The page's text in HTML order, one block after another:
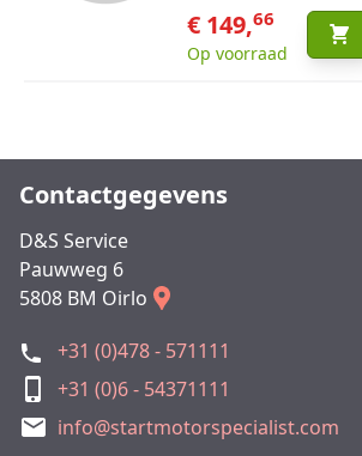
€ 149,66
Op voorraad
Contactgegevens
D&S Service
Pauwweg 6
5808 BM Oirlo
+31 (0)478 - 571111
+31 (0)6 - 54371111
info@startmotorspecialist.com